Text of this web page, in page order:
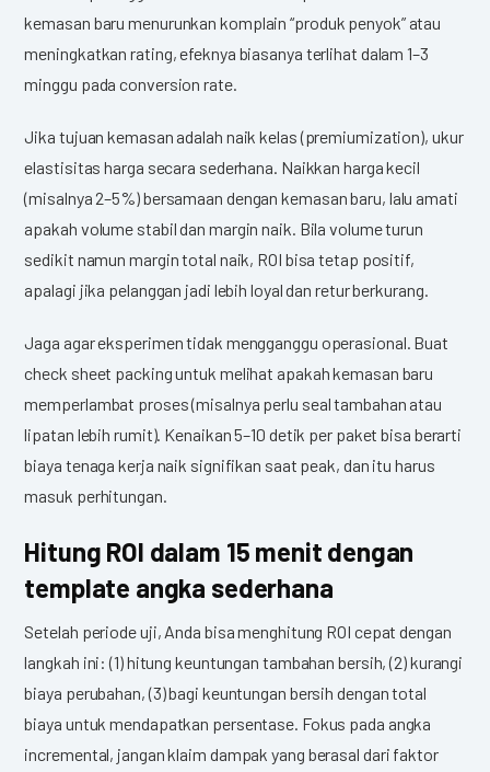
kemasan baru menurunkan komplain “produk penyok” atau
meningkatkan rating, efeknya biasanya terlihat dalam 1–3
minggu pada conversion rate.
Jika tujuan kemasan adalah naik kelas (premiumization), ukur
elastisitas harga secara sederhana. Naikkan harga kecil
(misalnya 2–5%) bersamaan dengan kemasan baru, lalu amati
apakah volume stabil dan margin naik. Bila volume turun
sedikit namun margin total naik, ROI bisa tetap positif,
apalagi jika pelanggan jadi lebih loyal dan retur berkurang.
Jaga agar eksperimen tidak mengganggu operasional. Buat
check sheet packing untuk melihat apakah kemasan baru
memperlambat proses (misalnya perlu seal tambahan atau
lipatan lebih rumit). Kenaikan 5–10 detik per paket bisa berarti
biaya tenaga kerja naik signifikan saat peak, dan itu harus
masuk perhitungan.
Hitung ROI dalam 15 menit dengan
template angka sederhana
Setelah periode uji, Anda bisa menghitung ROI cepat dengan
langkah ini: (1) hitung keuntungan tambahan bersih, (2) kurangi
biaya perubahan, (3) bagi keuntungan bersih dengan total
biaya untuk mendapatkan persentase. Fokus pada angka
incremental, jangan klaim dampak yang berasal dari faktor